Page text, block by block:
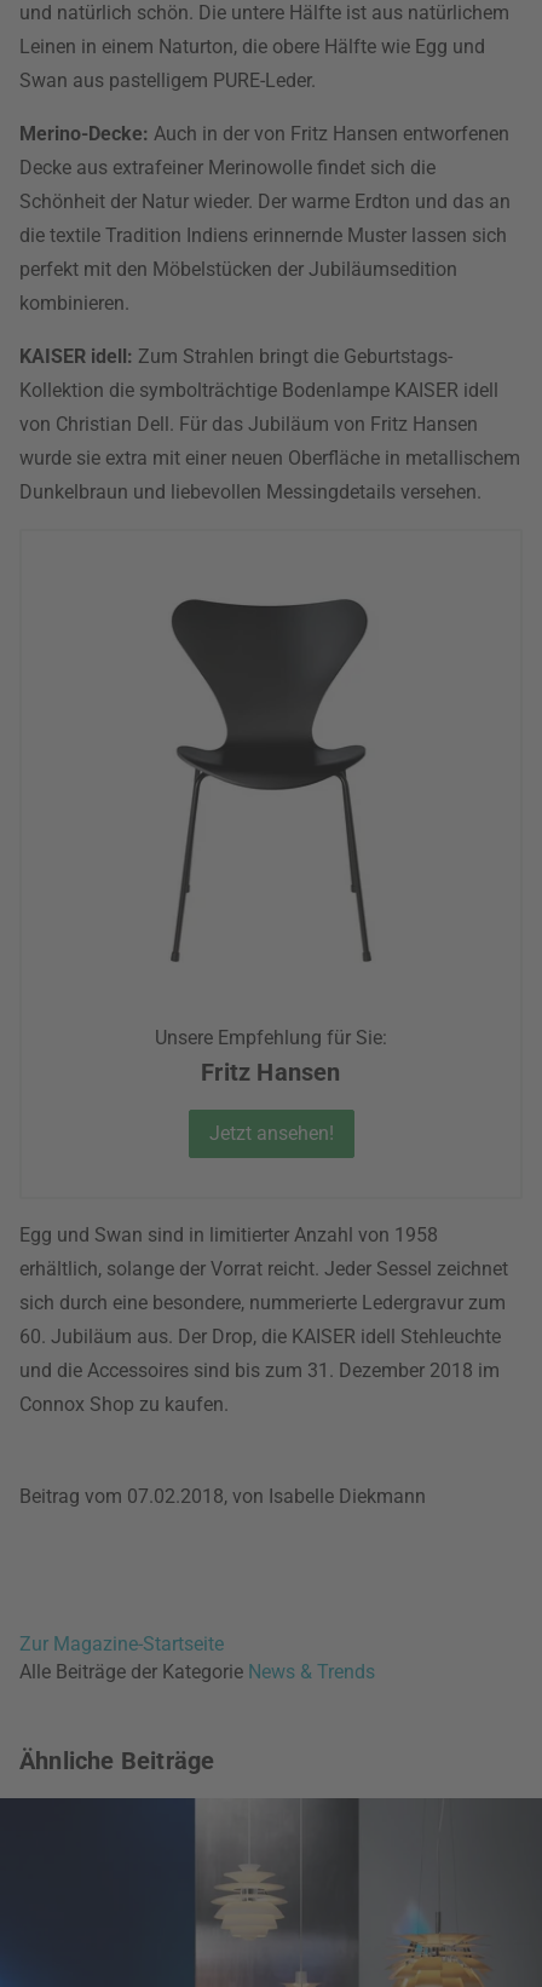
und natürlich schön. Die untere Hälfte ist aus natürlichem
Leinen in einem Naturton, die obere Hälfte wie Egg und
Swan aus pastelligem PURE-Leder.
Merino-Decke: Auch in der von Fritz Hansen entworfenen
Decke aus extrafeiner Merinowolle findet sich die
Schönheit der Natur wieder. Der warme Erdton und das an
die textile Tradition Indiens erinnernde Muster lassen sich
perfekt mit den Möbelstücken der Jubiläumsedition
kombinieren.
KAISER idell: Zum Strahlen bringt die Geburtstags-
Kollektion die symbolträchtige Bodenlampe KAISER idell
von Christian Dell. Für das Jubiläum von Fritz Hansen
wurde sie extra mit einer neuen Oberfläche in metallischem
Dunkelbraun und liebevollen Messingdetails versehen.
Unsere Empfehlung für Sie:
Fritz Hansen
Jetzt ansehen!
Egg und Swan sind in limitierter Anzahl von 1958
erhältlich, solange der Vorrat reicht. Jeder Sessel zeichnet
sich durch eine besondere, nummerierte Ledergravur zum
60. Jubiläum aus. Der Drop, die KAISER idell Stehleuchte
und die Accessoires sind bis zum 31. Dezember 2018 im
Connox Shop zu kaufen.
Beitrag vom 07.02.2018, von Isabelle Diekmann
Zur Magazine-Startseite
Alle Beiträge der Kategorie News & Trends
Ähnliche Beiträge